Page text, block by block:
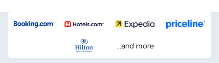
...and more